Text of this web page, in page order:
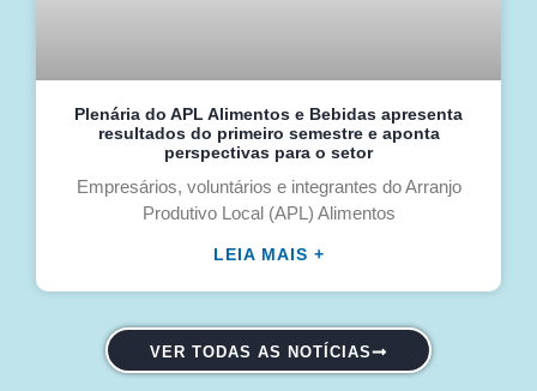
Plenária do APL Alimentos e Bebidas apresenta
resultados do primeiro semestre e aponta
perspectivas para o setor
Empresários, voluntários e integrantes do Arranjo
Produtivo Local (APL) Alimentos
LEIA MAIS +
VER TODAS AS NOTÍCIAS